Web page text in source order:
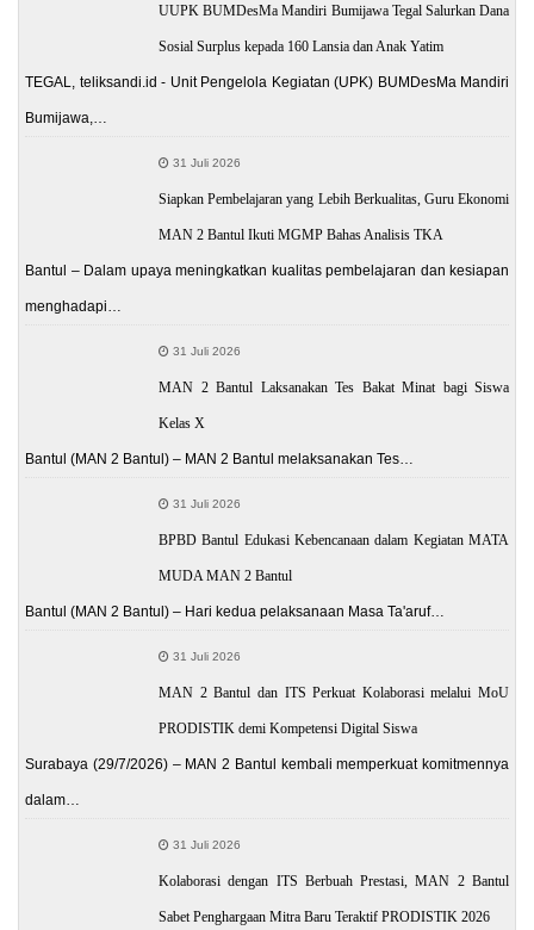
UUPK BUMDesMa Mandiri Bumijawa Tegal Salurkan Dana
Sosial Surplus kepada 160 Lansia dan Anak Yatim
TEGAL, teliksandi.id - Unit Pengelola Kegiatan (UPK) BUMDesMa Mandiri
Bumijawa,…
31 Juli 2026
Siapkan Pembelajaran yang Lebih Berkualitas, Guru Ekonomi
MAN 2 Bantul Ikuti MGMP Bahas Analisis TKA
Bantul – Dalam upaya meningkatkan kualitas pembelajaran dan kesiapan
menghadapi…
31 Juli 2026
MAN 2 Bantul Laksanakan Tes Bakat Minat bagi Siswa
Kelas X
Bantul (MAN 2 Bantul) – MAN 2 Bantul melaksanakan Tes…
31 Juli 2026
BPBD Bantul Edukasi Kebencanaan dalam Kegiatan MATA
MUDA MAN 2 Bantul
Bantul (MAN 2 Bantul) – Hari kedua pelaksanaan Masa Ta'aruf…
31 Juli 2026
MAN 2 Bantul dan ITS Perkuat Kolaborasi melalui MoU
PRODISTIK demi Kompetensi Digital Siswa
Surabaya (29/7/2026) – MAN 2 Bantul kembali memperkuat komitmennya
dalam…
31 Juli 2026
Kolaborasi dengan ITS Berbuah Prestasi, MAN 2 Bantul
Sabet Penghargaan Mitra Baru Teraktif PRODISTIK 2026